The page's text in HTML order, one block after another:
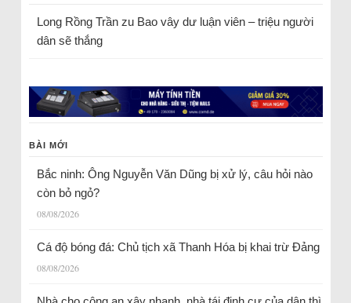
Long Rồng Trầnzu Bao vây dư luận viên – triệu người
dân sẽ thắng
BÀI MỚI
Bắc ninh: Ông Nguyễn Văn Dũng bị xử lý, câu hỏi nào
còn bỏ ngỏ?
08/08/2026
Cá độ bóng đá: Chủ tịch xã Thanh Hóa bị khai trừ Đảng
08/08/2026